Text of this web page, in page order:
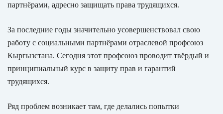
партнёрами, адресно защищать права трудящихся.
За последние годы значительно усовершенствовал свою
работу с социальными партнёрами отраслевой профсоюз
Кыргызстана. Сегодня этот профсоюз проводит твёрдый и
принципиальный курс в защиту прав и гарантий
трудящихся.
Ряд проблем возникает там, где делались попытки